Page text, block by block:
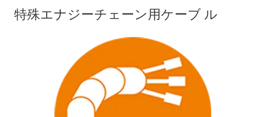
特殊エナジーチェーン用ケーブ ル